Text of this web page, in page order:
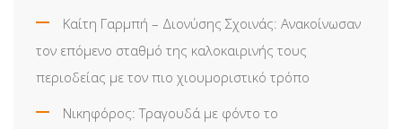
Καίτη Γαρμπή – Διονύσης Σχοινάς: Ανακοίνωσαν
τον επόμενο σταθμό της καλοκαιρινής τους
περιοδείας με τον πιο χιουμοριστικό τρόπο
Νικηφόρος: Τραγουδά με φόντο το